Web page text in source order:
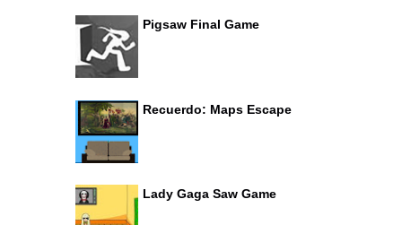
Pigsaw Final Game
Recuerdo: Maps Escape
Lady Gaga Saw Game